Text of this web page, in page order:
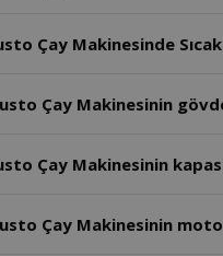
Çay Makinesinde
Çay Makinesinin
Çay Makinesinin
Çay Makinesinin